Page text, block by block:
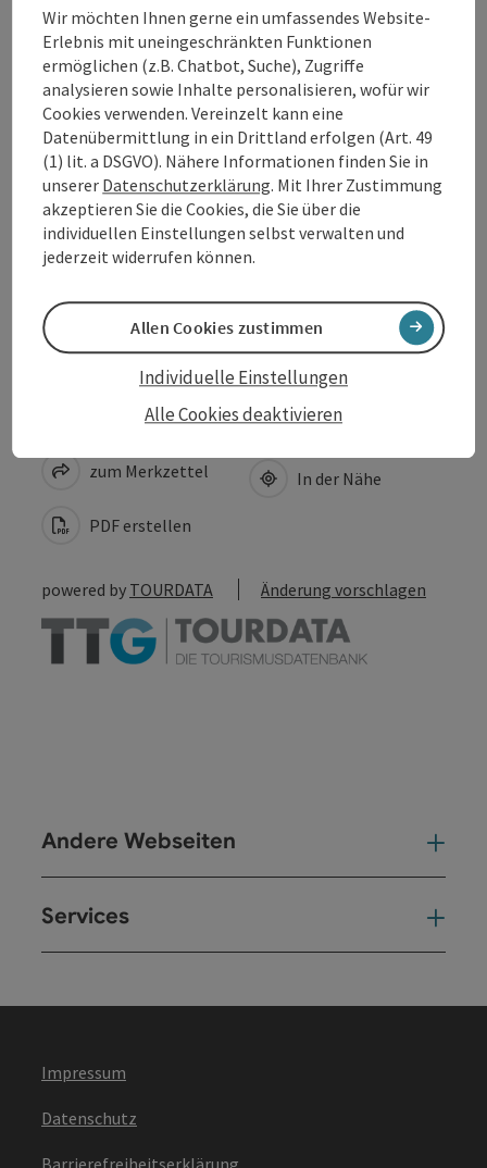
Öffnungszeiten
Anreise/Lage
Ausstattung
Eignung
Beitrag merken
zum Merkzettel
PDF erstellen
Beitrag drucken
In der Nähe
powered by TOURDATA Änderung vorschlagen
Andere Webseiten
Services
Impressum
Datenschutz
Wir möchten Ihnen gerne ein umfassendes Website-
Erlebnis mit uneingeschränkten Funktionen
ermöglichen (z.B. Chatbot, Suche), Zugriffe
analysieren sowie Inhalte personalisieren, wofür wir
Cookies verwenden. Vereinzelt kann eine
Datenübermittlung in ein Drittland erfolgen (Art. 49
(1) lit. a DSGVO). Nähere Informationen finden Sie in
unserer Datenschutzerklärung. Mit Ihrer Zustimmung
akzeptieren Sie die Cookies, die Sie über die
individuellen Einstellungen selbst verwalten und
jederzeit widerrufen können.
Alle Cookies deaktivieren
Individuelle Einstellungen
Allen Cookies zustimmen